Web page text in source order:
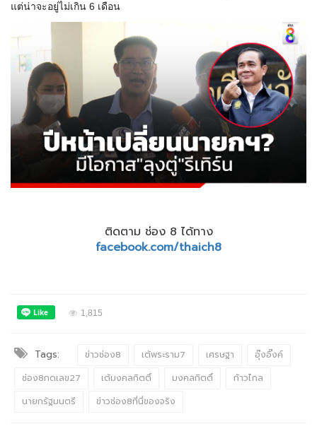
แต่น่าจะอยู่ไม่เกิน 6 เดือน
ติดตาม ช่อง 8 ได้ทาง
facebook.com/thaich8
1,815
Tags: ข่าวช่อง8 เต้พระราม7 เศรษฐา
อุ๊งอิ๊งค์
ช่อง8กดเลข27
เต้มงคลกิตติ์ มงคลกิตติ์
ก้าวไกล
นายกรัฐมนตรี
ข่าวช่อง8ที่นี่ของจริง